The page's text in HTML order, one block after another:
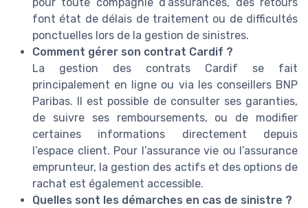
font état de délais de traitement ou de difficultés
ponctuelles lors de la gestion de sinistres.
Comment gérer son contrat Cardif ?
La gestion des contrats Cardif se fait
principalement en ligne ou via les conseillers BNP
Paribas. Il est possible de consulter ses garanties,
de suivre ses remboursements, ou de modifier
certaines informations directement depuis
l’espace client. Pour l’assurance vie ou l’assurance
emprunteur, la gestion des actifs et des options de
rachat est également accessible.
Quelles sont les démarches en cas de sinistre ?